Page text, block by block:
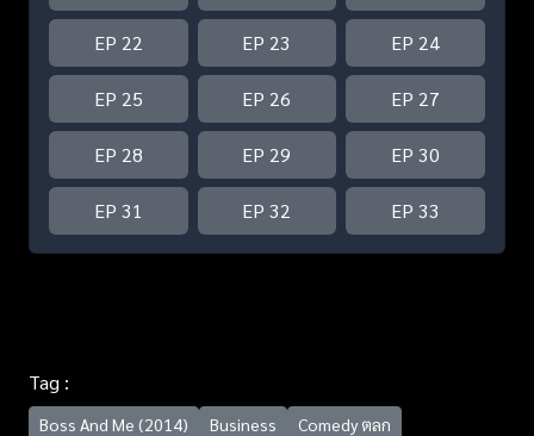
EP 22 EP 23 EP 24
EP 25 EP 26 EP 27
EP 28 EP 29 EP 30
EP 31 EP 32 EP 33
Tag :
Boss And Me (2014) Business
Comedy ตลก